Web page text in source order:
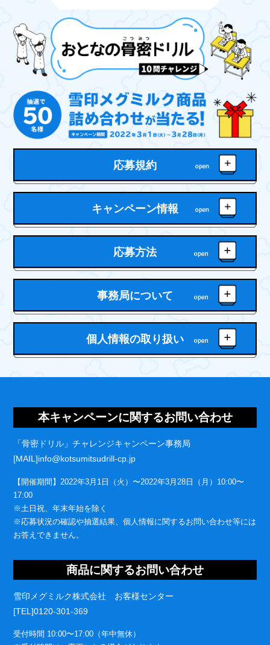
応募規約
キャンペーン情報
応募方法
事務局について
個人情報の取り扱い
本キャンペーンに関するお問い合わせ
「骨密ドリル」チャレンジキャンペーン事務局
[MAIL]info@kotsumitsudrill-cp.jp
【開催期間】2022年3月1日（火）〜2022年3月28日（月）10:00〜
17:00
※土日祝、年末年始を除く
※応募状況の確認や抽選結果、個人情報に関するお問い合わせ等には
お答えできません。
商品に関するお問い合わせ
雪印メグミルク株式会社 お客様センター
[TEL]0120-301-369
受付時間 10:00〜17:00（年中無休）